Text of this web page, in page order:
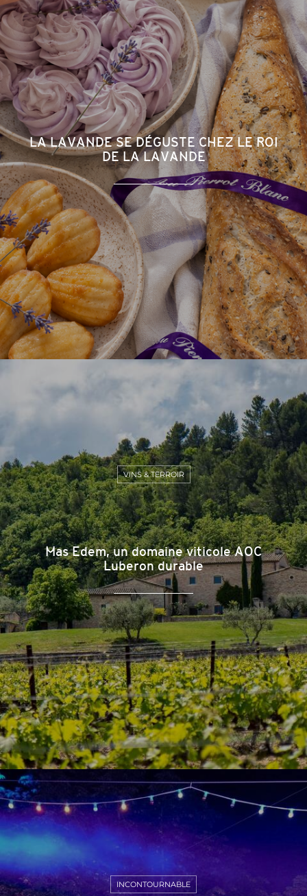
LA LAVANDE SE DÉGUSTE CHEZ LE ROI
DE LA LAVANDE
Mas Edem, un domaine viticole AOC
Luberon durable
VINS & TERROIR
INCONTOURNABLE